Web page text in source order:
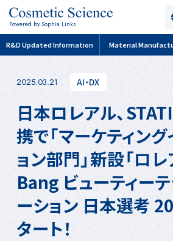
Powered by Sophia Links
R&D Updated Information Material
2025.03.21 AI・DX
日本ロレアル、
携で「マーケティン
ョン部門」新設「ロ
Bang ビューティー
ーション 日本選考
タート！